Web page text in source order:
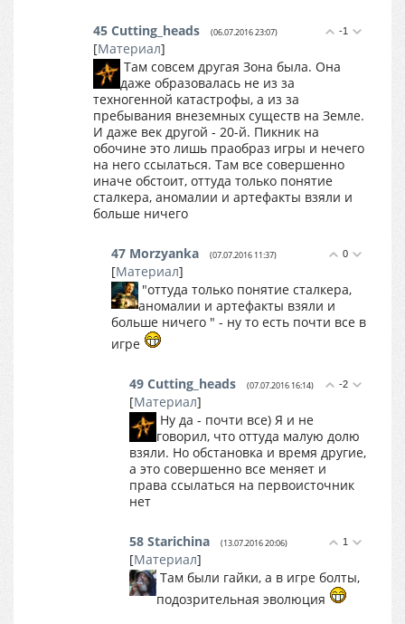
-1
45 Cutting_heads (06.07.2016 23:07)
[Материал]
Там совсем другая Зона была. Она
даже образовалась не из за
техногенной катастрофы, а из за
пребывания внеземных существ на Земле.
И даже век другой - 20-й. Пикник на
обочине это лишь праобраз игры и нечего
на него ссылаться. Там все совершенно
иначе обстоит, оттуда только понятие
сталкера, аномалии и артефакты взяли и
больше ничего
0
47 Morzyanka (07.07.2016 11:37)
[Материал]
"оттуда только понятие сталкера,
аномалии и артефакты взяли и
больше ничего " - ну то есть почти все в
игре
-2
49 Cutting_heads (07.07.2016 16:14)
[Материал]
Ну да - почти все) Я и не
говорил, что оттуда малую долю
взяли. Но обстановка и время другие,
а это совершенно все меняет и
права ссылаться на первоисточник
нет
1
58 Starichina (13.07.2016 20:06)
[Материал]
Там были гайки, а в игре болты,
подозрительная эволюция